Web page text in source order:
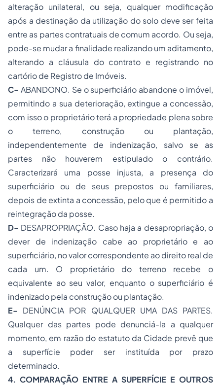
alteração unilateral, ou seja, qualquer modificação
após a destinação da utilização do solo deve ser feita
entre as partes contratuais de comum acordo. Ou seja,
pode-se mudar a finalidade realizando um aditamento,
alterando a cláusula do contrato e registrando no
cartório de Registro de Imóveis.
C- ABANDONO. Se o superficiário abandone o imóvel,
permitindo a sua deterioração, extingue a concessão,
com isso o proprietário terá a propriedade plena sobre
o terreno, construção ou plantação,
independentemente de indenização, salvo se as
partes não houverem estipulado o contrário.
Caracterizará uma posse injusta, a presença do
superficiário ou de seus prepostos ou familiares,
depois de extinta a concessão, pelo que é permitido a
reintegração da posse.
D- DESAPROPRIAÇÃO. Caso haja a desapropriação, o
dever de indenização cabe ao proprietário e ao
superficiário, no valor correspondente ao direito real de
cada um. O proprietário do terreno recebe o
equivalente ao seu valor, enquanto o superficiário é
indenizado pela construção ou plantação.
E- DENÚNCIA POR QUALQUER UMA DAS PARTES.
Qualquer das partes pode denunciá-la a qualquer
momento, em razão do estatuto da Cidade prevê que
a superfície poder ser instituída por prazo
determinado.
4. COMPARAÇÃO ENTRE A SUPERFÍCIE E OUTROS